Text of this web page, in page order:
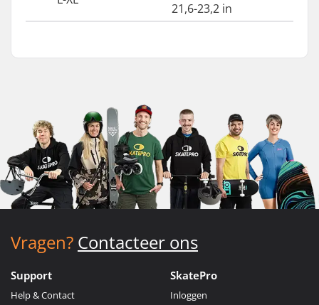
21,6-23,2 in
Vragen? Contacteer ons
Support
Help & Contact
SkatePro
Inloggen